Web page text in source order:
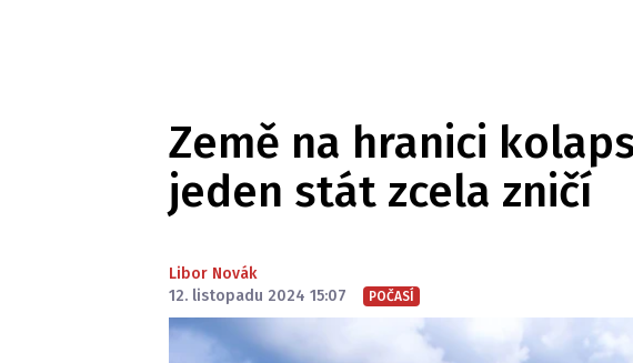
Země na hranici
jeden stát zcela zničí
Libor Novák
12. listopadu 2024 15:07
POČASÍ